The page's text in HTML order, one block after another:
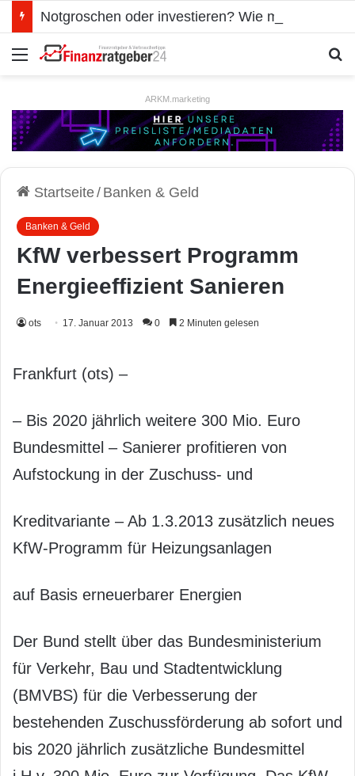
Menü
ARKM.marketing
Startseite/ Banken & Geld
Banken & Geld
KfW verbessert Programm
Energieeffizient Sanieren
ots 17. Januar 2013 0 2 Minuten gelesen
Frankfurt (ots) –
– Bis 2020 jährlich weitere 300 Mio. Euro
Bundesmittel – Sanierer profitieren von
Aufstockung in der Zuschuss- und
Kreditvariante – Ab 1.3.2013 zusätzlich neues
KfW-Programm für Heizungsanlagen
auf Basis erneuerbarer Energien
Der Bund stellt über das Bundesministerium
für Verkehr, Bau und Stadtentwicklung
(BMVBS) für die Verbesserung der
bestehenden Zuschussförderung ab sofort und
bis 2020 jährlich zusätzliche Bundesmittel